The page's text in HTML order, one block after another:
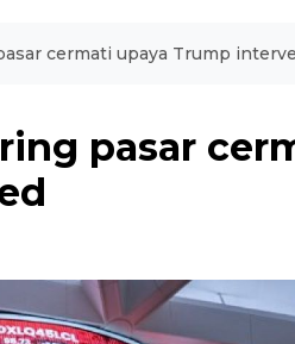
cermati upaya Trump
pasar